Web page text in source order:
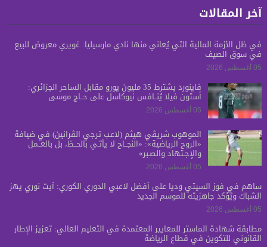
آخر المقالات
في ظل الأزمة المالية التي يُعاني منها نادي مارسيليا: غويري معروض للبيع
في سوق الصيف
05 أغسطس 2026
فاينورد يشترط 35 مليون يورو مقابل الساحر الجزائري:
أستون فيلا يُنــافس نيوكاسل على حــاج موسى
05 أغسطس 2026
الموهوب شريڤي هيثم (لاعب ترجي الڤرانين) في ضيافة
«الروح الرياضية»: «النجــاح لا يأتـي بالحــظ، بل بالعــمل
والإجـتهاد والصـبر»
05 أغسطس 2026
ساهم في فوز السيتي ودياً على أفضل لاعبي الدوري الكوري: آيت نوري يهز
الشباك ويُؤكد جاهزيته للموسم الجديد
05 أغسطس 2026
مطابقة شهادة الماستر للمعايير المعتمدة في التعليم العالي: تعزيز الإطار
القانوني للتكوين في قطاع الرياضة